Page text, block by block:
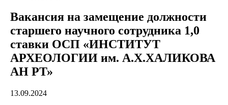
Вакансия на замещение должности
старшего научного сотрудника 1,0
ставки ОСП «ИНСТИТУТ
АРХЕОЛОГИИ им. А.Х.ХАЛИКОВА
АН РТ»
13.09.2024